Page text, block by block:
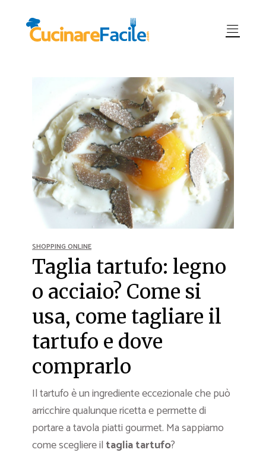
SHOPPING ONLINE
Taglia tartufo: legno
o acciaio? Come si
usa, come tagliare il
tartufo e dove
comprarlo
Il tartufo è un ingrediente eccezionale che può
arricchire qualunque ricetta e permette di
portare a tavola piatti gourmet. Ma sappiamo
come scegliere il taglia tartufo?